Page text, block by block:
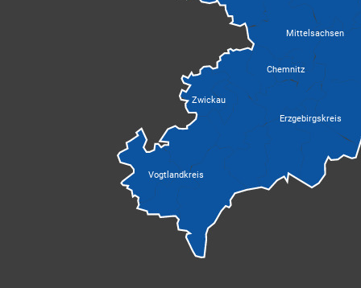
Erzgebirgskreis
Mittelsachsen
Vogtlandkreis
Zwickau
Chemnitz